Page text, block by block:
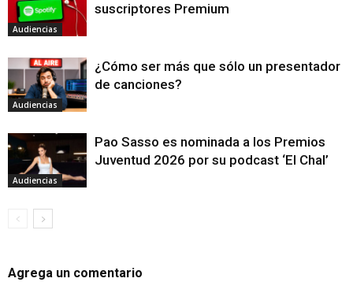
Audiencias
suscriptores Premium
Audiencias
¿Cómo ser más que sólo un presentador
de canciones?
Audiencias
Pao Sasso es nominada a los Premios
Juventud 2026 por su podcast ‘El Chal’
Agrega un comentario